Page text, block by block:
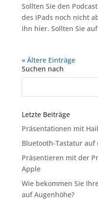
Sollten Sie den
des iPads noch nicht
ihn hier. Sollten Sie
« Ältere Einträge
Suchen nach
Letzte Beiträge
Präsentationen mit
Bluetooth-Tastatur auf
Präsentieren mit der
Apple
Wie bekommen Sie
auf Augenhöhe?